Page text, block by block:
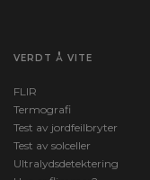
VERDT Å VITE
FLIR
Termografi
Test av jordfeilbryter
Test av solceller
Ultralydsdetektering